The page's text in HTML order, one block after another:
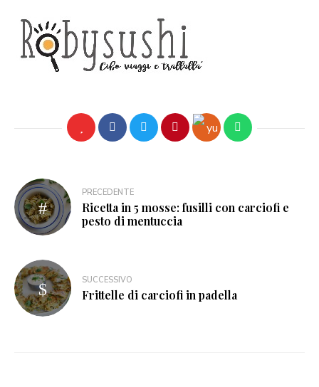
PRECEDENTE
Ricetta in 5 mosse: fusilli con carciofi e
pesto di mentuccia
SUCCESSIVO
Frittelle di carciofi in padella